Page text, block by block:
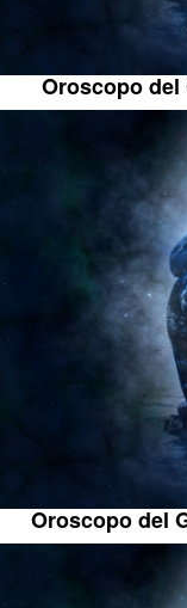
Oroscopo del
Oroscopo del